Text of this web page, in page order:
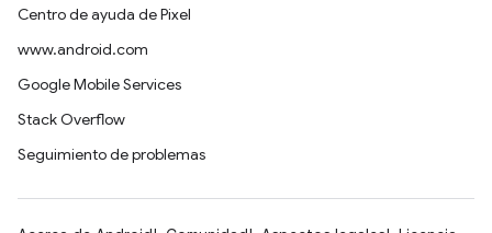
Centro de ayuda de Pixel
www.android.com
Google Mobile Services
Stack Overflow
Seguimiento de problemas